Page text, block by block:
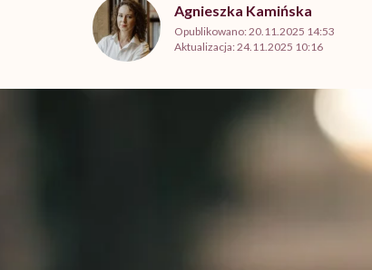
Agnieszka Kamińska
Opublikowano:20.11.2025 14:53
Aktualizacja:24.11.2025 10:16